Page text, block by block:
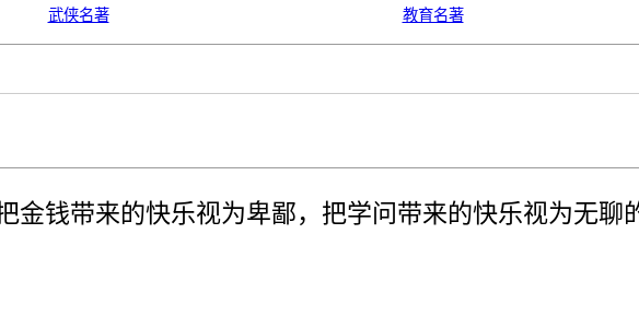
武侠名著 教育名著
金钱带来的快乐视为卑鄙，把学问带来的快乐视为无